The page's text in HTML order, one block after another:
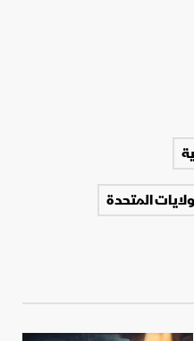
المتحدة